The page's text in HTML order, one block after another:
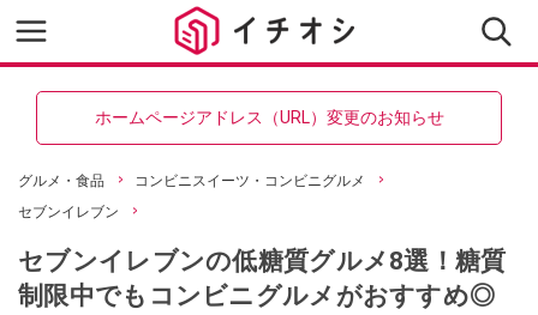
ホームページアドレス（URL）変更のお知らせ
グルメ・食品
コンビニスイーツ・コンビニグルメ
セブンイレブン
セブンイレブンの低糖質グルメ8選！糖質
制限中でもコンビニグルメがおすすめ◎